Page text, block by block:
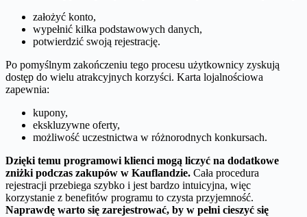
założyć konto,
wypełnić kilka podstawowych danych,
potwierdzić swoją rejestrację.
Po pomyślnym zakończeniu tego procesu użytkownicy zyskują
dostęp do wielu atrakcyjnych korzyści. Karta lojalnościowa
zapewnia:
kupony,
ekskluzywne oferty,
możliwość uczestnictwa w różnorodnych konkursach.
Dzięki temu programowi klienci mogą liczyć na dodatkowe
zniżki podczas zakupów w Kauflandzie. Cała procedura
rejestracji przebiega szybko i jest bardzo intuicyjna, więc
korzystanie z benefitów programu to czysta przyjemność.
Naprawdę warto się zarejestrować, by w pełni cieszyć się